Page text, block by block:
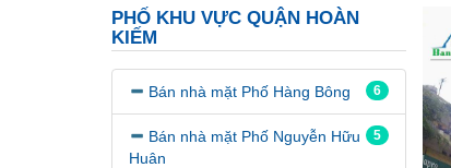
PHỐ KHU VỰC QUẬN HOÀN
KIẾM
6
Bán nhà mặt Phố Hàng Bông
5
Bán nhà mặt Phố Nguyễn Hữu
Huân